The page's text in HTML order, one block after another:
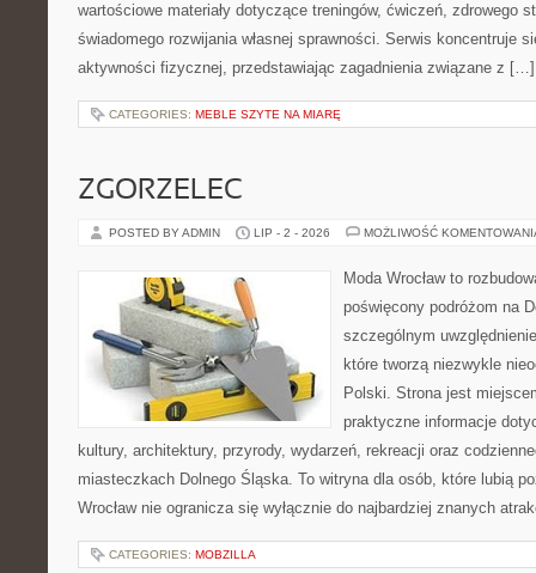
wartościowe materiały dotyczące treningów, ćwiczeń, zdrowego
świadomego rozwijania własnej sprawności. Serwis koncentruje
aktywności fizycznej, przedstawiając zagadnienia związane z […]
CATEGORIES: MEBLE SZYTE NA MIARĘ
ZGORZELEC
POSTED BY ADMIN LIP - 2 - 2026 MOŻLIWOŚĆ
Moda Wrocław to
poświęcony podróżom na
szczególnym
które tworzą niezwykle
Polski. Strona jest
praktyczne informacje
kultury, architektury, przyrody, wydarzeń, rekreacji oraz
miasteczkach Dolnego Śląska. To witryna dla osób, które lubią
Wrocław nie ogranicza się wyłącznie do najbardziej znanych
CATEGORIES: MOBZILLA